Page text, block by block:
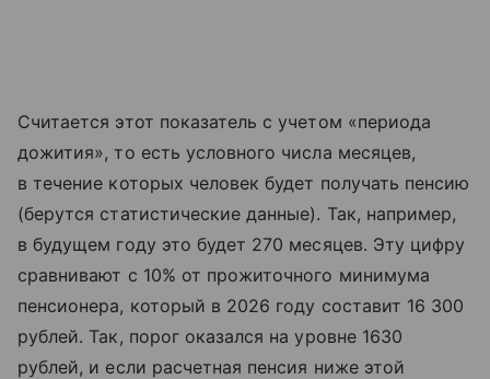
Считается этот показатель с учетом «периода
дожития», то есть условного числа месяцев,
в течение которых человек будет получать пенсию
(берутся статистические данные). Так, например,
в будущем году это будет 270 месяцев. Эту цифру
сравнивают с 10% от прожиточного минимума
пенсионера, который в 2026 году составит 16 300
рублей. Так, порог оказался на уровне 1630
рублей, и если расчетная пенсия ниже этой